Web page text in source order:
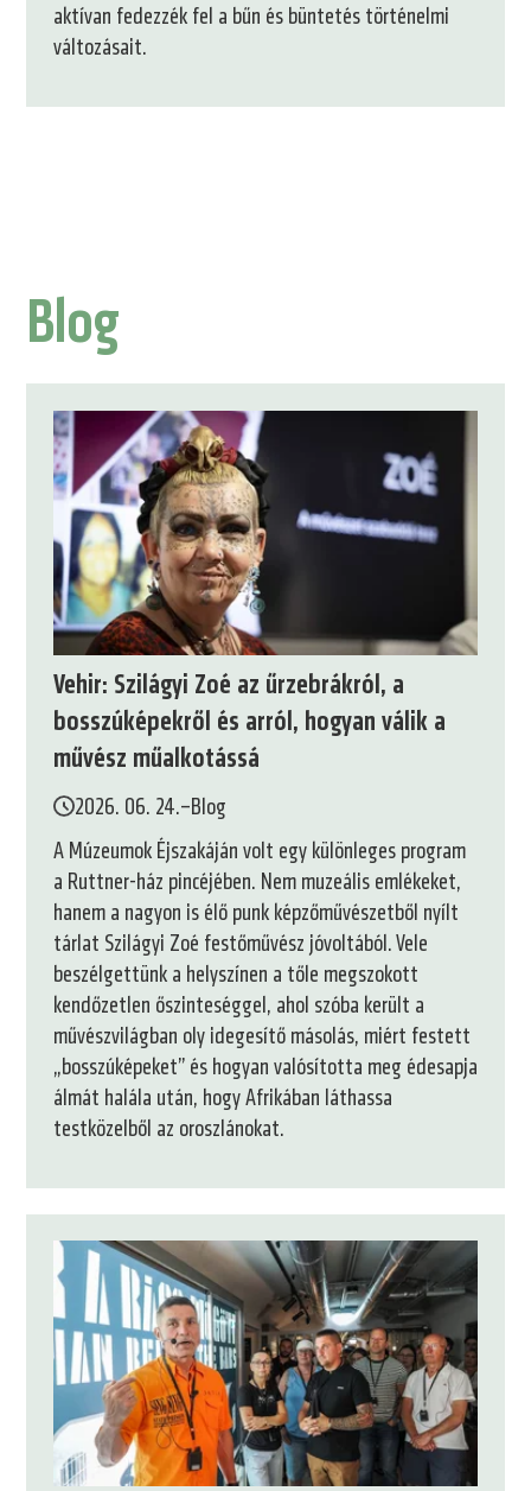
aktívan fedezzék fel a bűn és büntetés történelmi
változásait.
Blog
Vehir: Szilágyi Zoé az űrzebrákról, a
bosszúképekről és arról, hogyan válik a
művész műalkotássá
2026. 06. 24.–Blog
A Múzeumok Éjszakáján volt egy különleges program
a Ruttner-ház pincéjében. Nem muzeális emlékeket,
hanem a nagyon is élő punk képzőművészetből nyílt
tárlat Szilágyi Zoé festőművész jóvoltából. Vele
beszélgettünk a helyszínen a tőle megszokott
kendőzetlen őszinteséggel, ahol szóba került a
művészvilágban oly idegesítő másolás, miért festett
„bosszúképeket” és hogyan valósította meg édesapja
álmát halála után, hogy Afrikában láthassa
testközelből az oroszlánokat.